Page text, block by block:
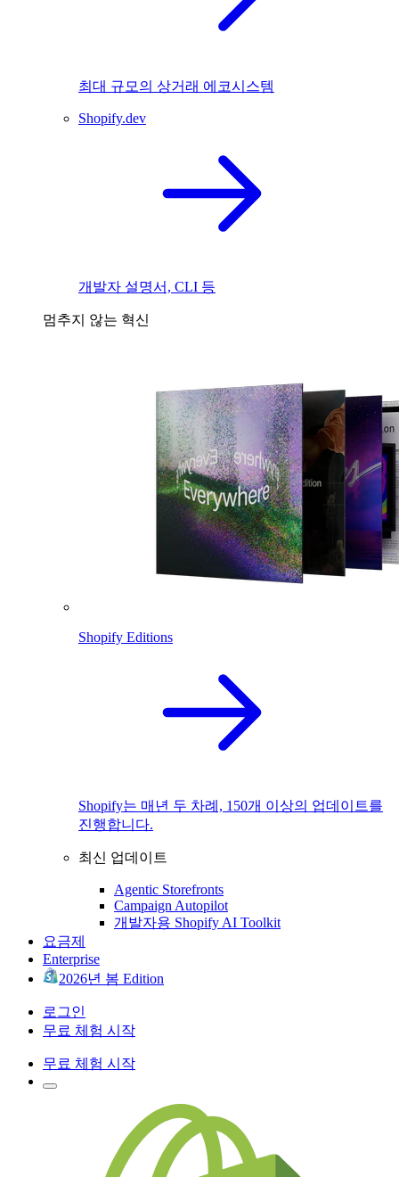
최대 규모의 상거래 에코시스템
Shopify.dev
개발자 설명서, CLI 등
멈추지 않는 혁신
Shopify Editions
Shopify는 매년 두 차례, 150개 이상의 업데이트를
진행합니다.
최신 업데이트
Agentic Storefronts
Campaign Autopilot
개발자용 Shopify AI Toolkit
요금제
Enterprise
2026년 봄 Edition
로그인
무료 체험 시작
무료 체험 시작